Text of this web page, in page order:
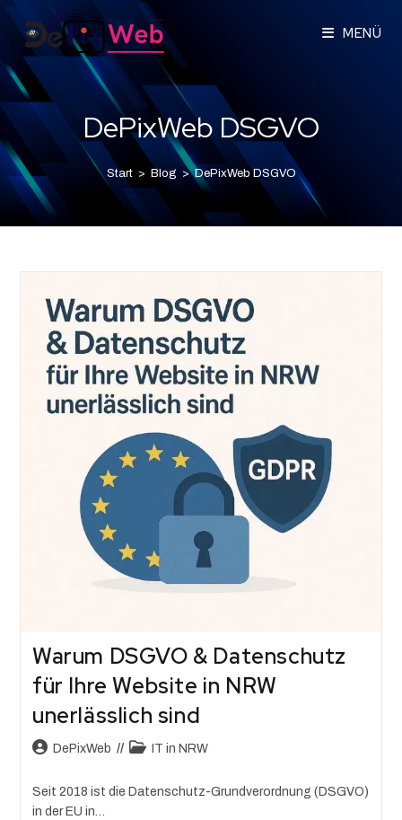
MENÜ
DePixWeb DSGVO
Start > Blog > DePixWeb DSGVO
Warum DSGVO & Datenschutz
für Ihre Website in NRW
unerlässlich sind
DePixWeb IT in NRW
Seit 2018 ist die Datenschutz-Grundverordnung (DSGVO)
in der EU in…